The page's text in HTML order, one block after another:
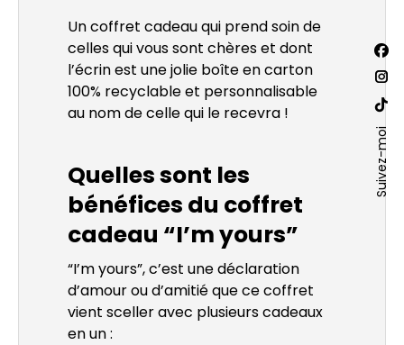
Un coffret cadeau qui prend soin de
celles qui vous sont chères et dont
l’écrin est une jolie boîte en carton
100% recyclable et personnalisable
au nom de celle qui le recevra !
Quelles sont les
bénéfices du coffret
cadeau “I’m yours”
“I’m yours”, c’est une déclaration
d’amour ou d’amitié que ce coffret
vient sceller avec plusieurs cadeaux
en un :
Suivez-moi
sur :
La
une
La
La
Site